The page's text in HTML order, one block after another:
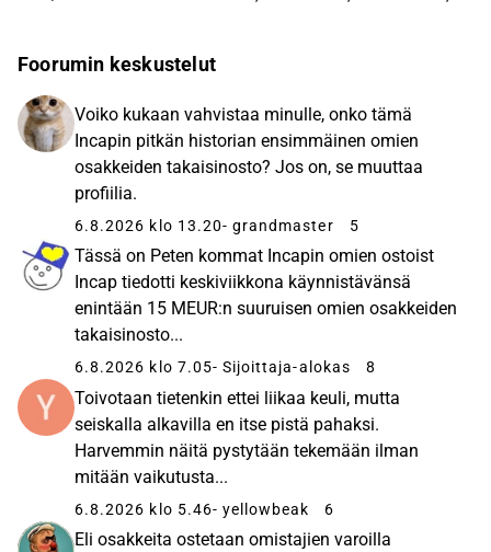
Foorumin keskustelut
Voiko kukaan vahvistaa minulle, onko tämä
Incapin pitkän historian ensimmäinen omien
osakkeiden takaisinosto? Jos on, se muuttaa
profiilia.
6.8.2026 klo 13.20- grandmaster 5
Tässä on Peten kommat Incapin omien ostoist
Incap tiedotti keskiviikkona käynnistävänsä
enintään 15 MEUR:n suuruisen omien osakkeiden
takaisinosto...
6.8.2026 klo 7.05- Sijoittaja-alokas 8
Toivotaan tietenkin ettei liikaa keuli, mutta
seiskalla alkavilla en itse pistä pahaksi.
Harvemmin näitä pystytään tekemään ilman
mitään vaikutusta...
6.8.2026 klo 5.46- yellowbeak 6
Eli osakkeita ostetaan omistajien varoilla